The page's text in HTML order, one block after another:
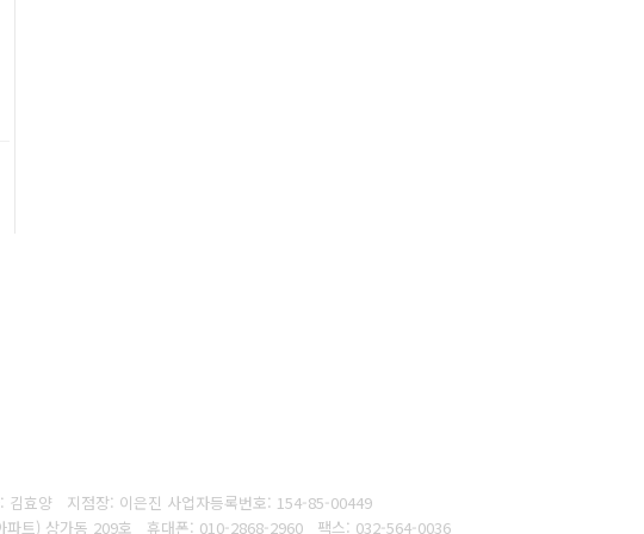
: 김효양 지점장: 이은진 사업자등록번호: 154-85-00449
파트) 상가동 209호 휴대폰: 010-2868-2960 팩스: 032-564-0036